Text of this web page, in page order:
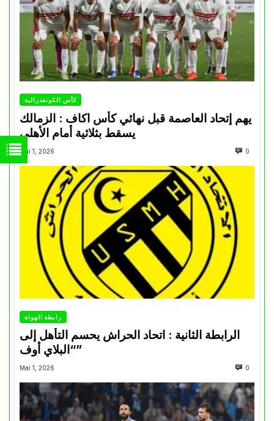
كأس الكونفدرالية
يهم إتحاد العاصمة قبل نهائي كأس اكاف : الزمالك
Mai 1, 2026 0
رابطة الهواة
الرابطة الثانية : اتحاد الحراش يحسم التأهل إلى
“البلاي أوف”
Mai 1, 2026 0